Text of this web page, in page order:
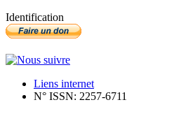
Identification
Liens internet
N° ISSN: 2257-6711